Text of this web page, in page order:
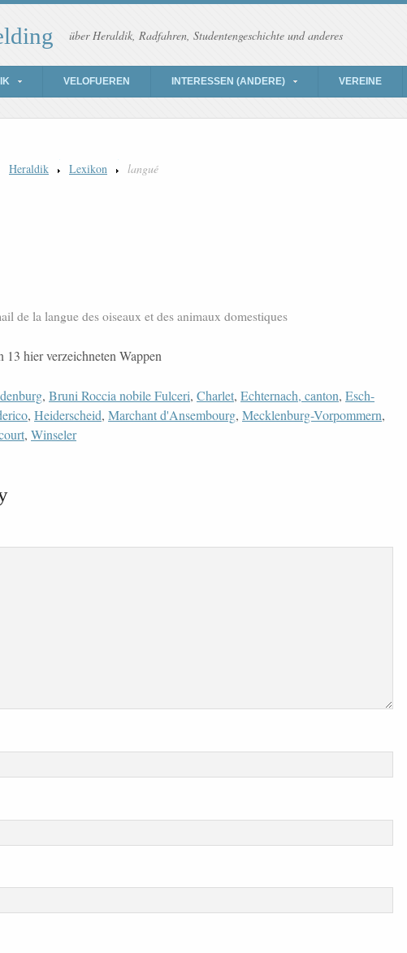
über Heraldik, Radfahren, Studentengeschichte und anderes
VELOFUEREN INTERESSEN (ANDERE) VEREINE
Heraldik Lexikon langué
de la langue des oiseaux et des animaux domestiques
hier verzeichneten Wappen
, Bruni Roccia nobile Fulceri, Charlet, Echternach, canton, Esch-
, Heiderscheid, Marchant d'Ansembourg, Mecklenburg-Vorpommern,
, Winseler